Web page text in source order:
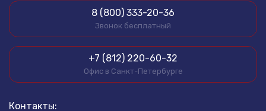
8 (800) 333-20-36
Звонок бесплатный
+7 (812) 220-60-32
Офис в Санкт-Петербурге
Контакты: